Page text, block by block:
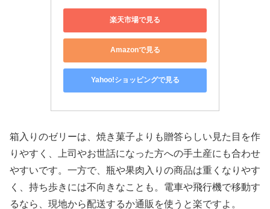
楽天市場で見る
Amazonで見る
Yahoo!ショッピングで見る
箱入りのゼリーは、焼き菓子よりも贈答らしい見た目を作
りやすく、上司やお世話になった方への手土産にも合わせ
やすいです。一方で、瓶や果肉入りの商品は重くなりやす
く、持ち歩きには不向きなことも。電車や飛行機で移動す
るなら、現地から配送するか通販を使うと楽ですよ。